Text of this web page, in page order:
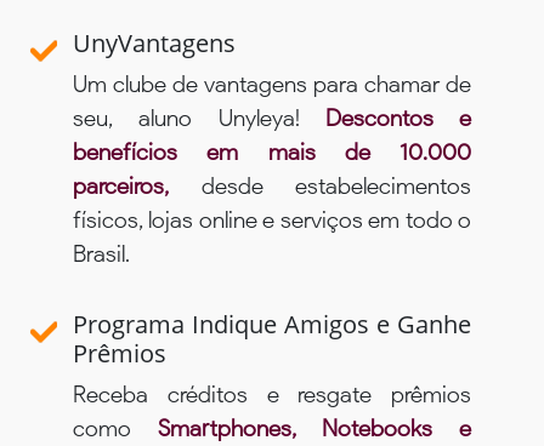
UnyVantagens
Um clube de vantagens para chamar de
seu, aluno Unyleya! Descontos e
benefícios em mais de 10.000
parceiros, desde estabelecimentos
físicos, lojas online e serviços em todo o
Brasil.
Programa Indique Amigos e Ganhe
Prêmios
Receba créditos e resgate prêmios
como Smartphones, Notebooks e